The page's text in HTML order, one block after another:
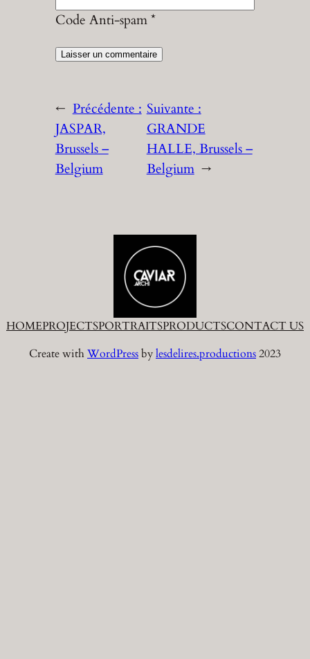
Code Anti-spam*
← Précédente :
JASPAR,
Brussels –
Belgium
Suivante :
GRANDE
HALLE, Brussels –
Belgium →
HOMEPROJECTSPORTRAITSPRODUCTSCONTACT US
Create withWordPressbylesdelires.productions2023